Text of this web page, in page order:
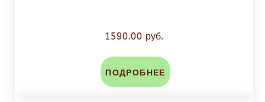
1590.00 руб.
ПОДРОБНЕЕ